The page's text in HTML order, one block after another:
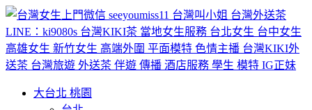
大台北 桃園